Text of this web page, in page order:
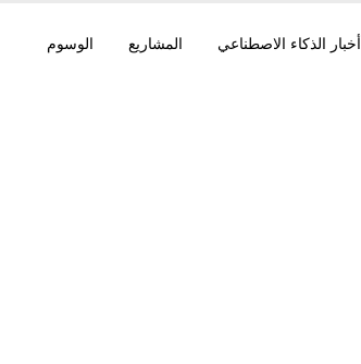
أخبار الذكاء الاصطناعي المشاريع الوسوم